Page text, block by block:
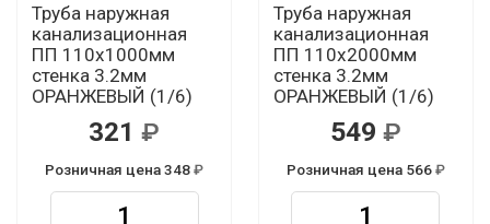
Труба наружная
канализационная
ПП 110х1000мм
стенка 3.2мм
ОРАНЖЕВЫЙ (1/6)
321
Розничная цена 348
Труба наружная
канализационная
ПП 110х2000мм
стенка 3.2мм
ОРАНЖЕВЫЙ (1/6)
549
Розничная цена 566